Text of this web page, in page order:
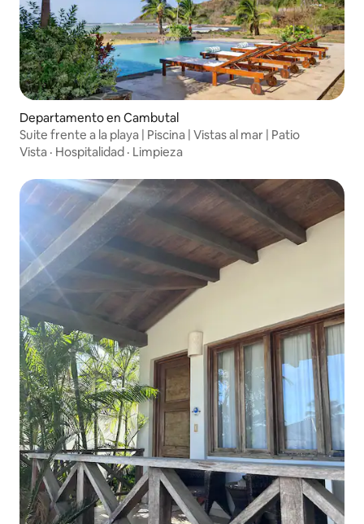
Departamento en Cambutal
Suite frente a la playa | Piscina | Vistas al mar | Patio
Vista · Hospitalidad · Limpieza